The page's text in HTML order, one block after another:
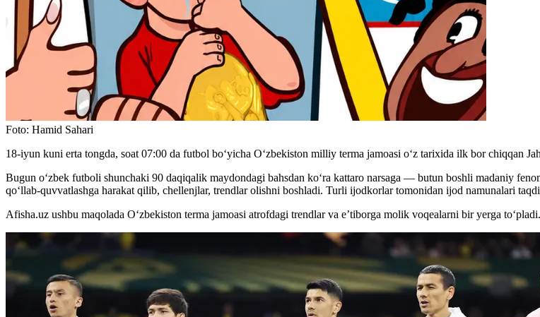
Foto: Hamid Sahari
18-iyun kuni erta tongda, soat 07:00 da futbol boʻyicha Oʻzbekiston milliy terma jamoasi oʻz tarixida ilk bor chiqqan
Bugun o‘zbek futboli shunchaki 90 daqiqalik maydondagi bahsdan koʻra kattaro narsaga — butun boshli madaniy
qoʻllab-quvvatlashga harakat qilib, chellenjlar, trendlar olishni boshladi. Turli ijodkorlar tomonidan ijod namunalari
Afisha.uz ushbu maqolada Oʻzbekiston terma jamoasi atrofdagi trendlar va e’tiborga molik voqealarni bir yerga toʻpladi.